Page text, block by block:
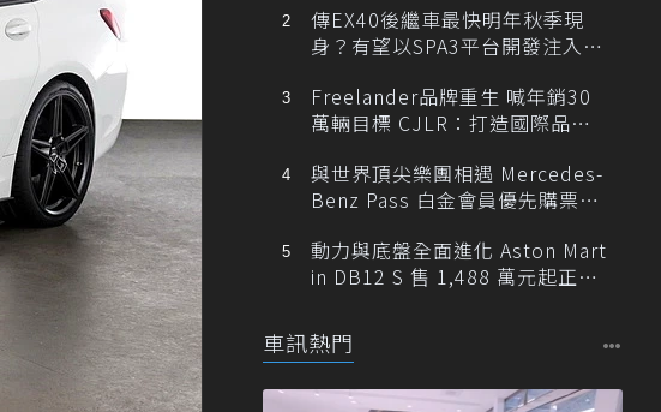
傳EX40後繼車最快明年秋季現
身？有望以SPA3平台開發注入80
Freelander品牌重生 喊年銷30
萬輛目標 CJLR：打造國際品牌
與世界頂尖樂團相遇 Mercedes-
Benz Pass 白金會員優先購票維
動力與底盤全面進化 Aston Mart
in DB12 S 售 1,488 萬元起正式
車訊熱門